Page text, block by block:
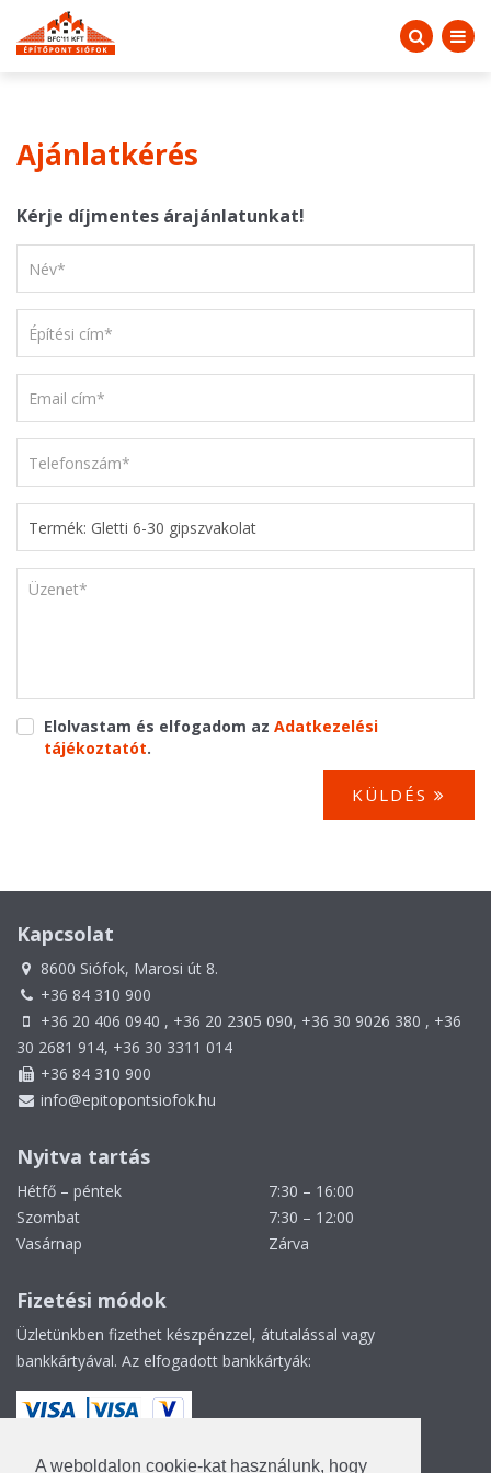
A weboldalon cookie-kat használunk, hogy
Ajánlatkérés
Kérje díjmentes árajánlatunkat!
Elolvastam és elfogadom az Adatkezelési
tájékoztatót.
KÜLDÉS
Kapcsolat
8600 Siófok, Marosi út 8.
+36 84 310 900
+36 20 406 0940 , +36 20 2305 090, +36 30 9026 380 , +36
30 2681 914, +36 30 3311 014
+36 84 310 900
info@epitopontsiofok.hu
Nyitva tartás
Hétfő – péntek
7:30 – 16:00
Szombat
7:30 – 12:00
Vasárnap
Zárva
Fizetési módok
Üzletünkben fizethet készpénzzel, átutalással vagy
bankkártyával. Az elfogadott bankkártyák: